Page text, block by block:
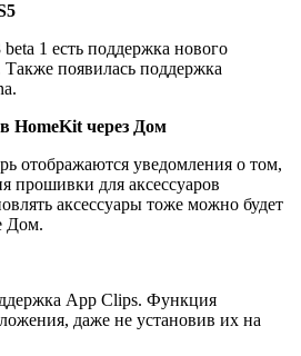
5
1 есть поддержка нового
Также появилась поддержка
HomeKit через Дом
отображаются уведомления о том,
прошивки для аксессуаров
аксессуары тоже можно будет
Дом.
App Clips. Функция
даже не установив их на